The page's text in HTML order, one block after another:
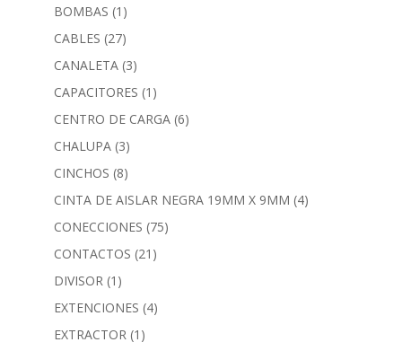
BOMBAS (1)
CABLES (27)
CANALETA (3)
CAPACITORES (1)
CENTRO DE CARGA (6)
CHALUPA (3)
CINCHOS (8)
CINTA DE AISLAR NEGRA 19MM X 9MM (4)
CONECCIONES (75)
CONTACTOS (21)
DIVISOR (1)
EXTENCIONES (4)
EXTRACTOR (1)